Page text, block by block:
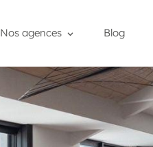
Nos agences Blog